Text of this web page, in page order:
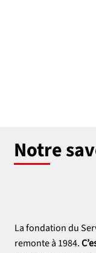
Notre
La fondation du
remonte à 1984.